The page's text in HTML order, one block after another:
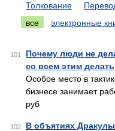
Толкование
все
электронные
101
Почему люди не
со всем этим
Особое место в
бизнесе занимает
руб
102 В объятиях Дракулы